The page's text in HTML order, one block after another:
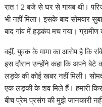
रात 12 बजे से घर से गायब थी।
भी नहीं मिला। इसके बाद
बाद गांव में हड़कंप मच गया।
वहीं, युवक के मामा का आरोप है कि
इस दौरान उन्होंने कहा कि अपने बेटे
लड़के की कोई खबर नहीं मिली।
एक लड़की के शव मिले हैं। हमारी
बीच प्रेम प्रसंग की मुझे जानकारी